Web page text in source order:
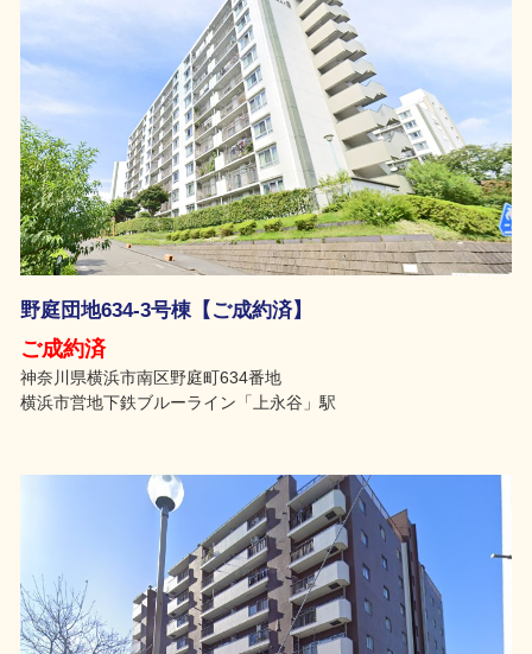
野庭団地634-3号棟【ご成約済】
ご成約済
神奈川県横浜市南区野庭町634番地
横浜市営地下鉄ブルーライン「上永谷」駅